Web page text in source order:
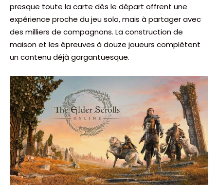
presque toute la carte dès le départ offrent une
expérience proche du jeu solo, mais à partager avec
des milliers de compagnons. La construction de
maison et les épreuves à douze joueurs complètent
un contenu déjà gargantuesque.